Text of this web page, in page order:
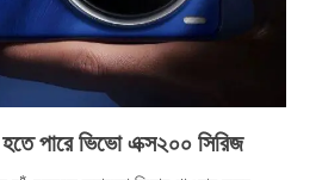
পারে ভিভো এক্স২০০ সিরিজ